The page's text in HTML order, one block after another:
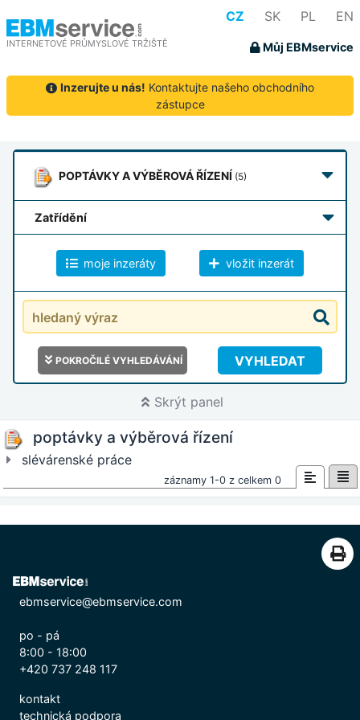
INTERNETOVÉ PRŮMYSLOVÉ TRŽIŠTĚ
CZ SK PL EN
Můj EBMservice
Inzerujte u nás! Kontaktujte našeho obchodního
zástupce
POPTÁVKYA VÝBĚROVÁ ŘÍZENÍ (5)
zatřídění
moje inzeráty vložit inzerát
POKROČILÉ VYHLEDÁVÁNÍ VYHLEDAT
Skrýt panel
poptávky a výběrová řízení
slévárenské práce
záznamy 1-0 z celkem 0
ebmservice@ebmservice.com
po - pá
8:00 - 18:00
+420 737 248 117
kontakt
technická podpora